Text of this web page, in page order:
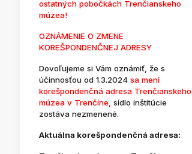
ostatných pobočkách Trenčianskeho
múzea!
OZNÁMENIE O ZMENE
KOREŠPONDENČNEJ ADRESY
Dovoľujeme si Vám oznámiť, že s
účinnosťou od 1.3.2024 sa mení
korešpondenčná adresa Trenčianskeho
múzea v Trenčíne, sídlo inštitúcie
zostáva nezmenené.
Aktuálna korešpondenčná adresa: